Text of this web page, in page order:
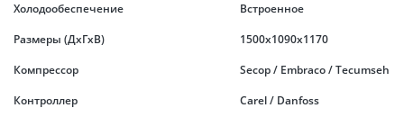
Холодообеспечение
Встроенное
Размеры (ДхГхВ)
1500x1090x1170
Компрессор
Secop / Embraco / Tecumseh
Контроллер
Carel / Danfoss